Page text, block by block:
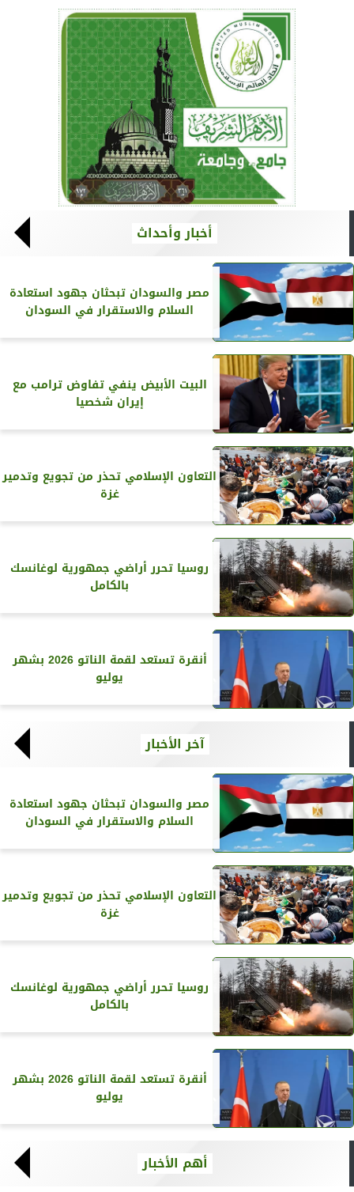
أخبار وأحداث
مصر والسودان تبحثان جهود استعادة
السلام والاستقرار في السودان
البيت الأبيض ينفي تفاوض ترامب مع
إيران شخصيا
التعاون الإسلامي تحذر من تجويع وتدمير
غزة
روسيا تحرر أراضي جمهورية لوغانسك
بالكامل
أنقرة تستعد لقمة الناتو 2026 بشهر
يوليو
آخر الأخبار
مصر والسودان تبحثان جهود استعادة
السلام والاستقرار في السودان
التعاون الإسلامي تحذر من تجويع وتدمير
غزة
روسيا تحرر أراضي جمهورية لوغانسك
بالكامل
أنقرة تستعد لقمة الناتو 2026 بشهر
يوليو
أهم الأخبار